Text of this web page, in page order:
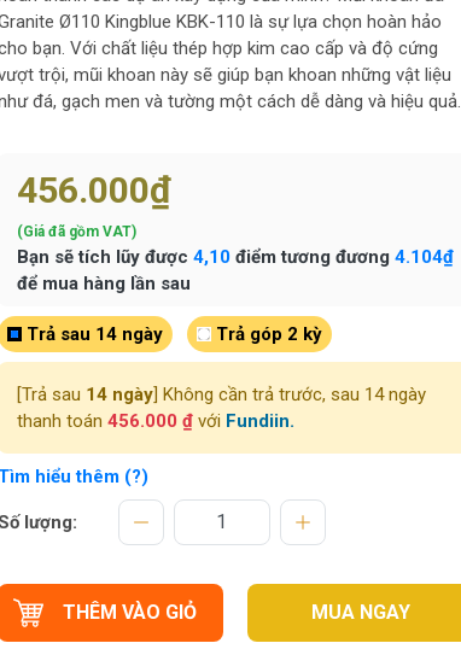
Ø110 Kingblue KBK-110 là sự lựa chọn hoàn hảo
bạn. Với chất liệu thép hợp kim cao cấp và độ cứng
trội, mũi khoan này sẽ giúp bạn khoan những vật liệu
đá, gạch men và tường một cách dễ dàng và hiệu quả.
456.000₫
(Giá đã gồm VAT)
Bạn sẽ tích lũy được 4,10điểm tương đương 4.104₫
để mua hàng lần sau
Trả sau 14 ngày Trả góp 2 kỳ
[Trả sau 14 ngày] Không cần trả trước, sau 14 ngày
thanh toán 456.000 ₫với Fundiin.
Tìm hiểu thêm (?)
lượng:
THÊM VÀO GIỎ MUA NGAY